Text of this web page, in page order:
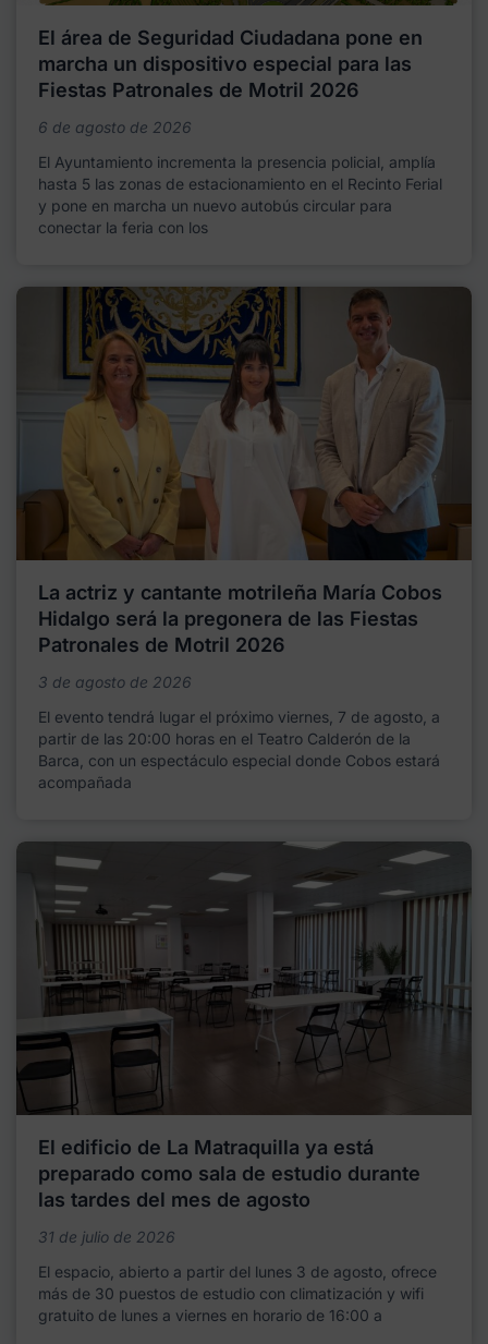
El área de Seguridad Ciudadana pone en
marcha un dispositivo especial para las
Fiestas Patronales de Motril 2026
6 de agosto de 2026
El Ayuntamiento incrementa la presencia policial, amplía
hasta 5 las zonas de estacionamiento en el Recinto Ferial
y pone en marcha un nuevo autobús circular para
conectar la feria con los
La actriz y cantante motrileña María Cobos
Hidalgo será la pregonera de las Fiestas
Patronales de Motril 2026
3 de agosto de 2026
El evento tendrá lugar el próximo viernes, 7 de agosto, a
partir de las 20:00 horas en el Teatro Calderón de la
Barca, con un espectáculo especial donde Cobos estará
acompañada
El edificio de La Matraquilla ya está
preparado como sala de estudio durante
las tardes del mes de agosto
31 de julio de 2026
El espacio, abierto a partir del lunes 3 de agosto, ofrece
más de 30 puestos de estudio con climatización y wifi
gratuito de lunes a viernes en horario de 16:00 a